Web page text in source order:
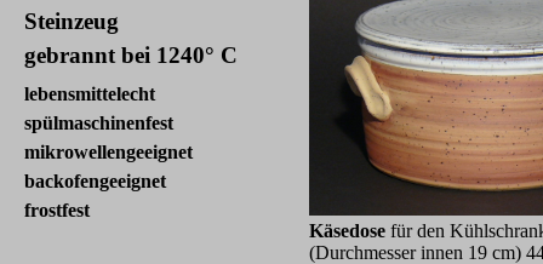
Steinzeug
gebrannt bei 1240° C
lebensmittelecht
spülmaschinenfest
mikrowellengeeignet
backofengeeignet
frostfest
Käsedose für den
(Durchmesser innen 19 cm)